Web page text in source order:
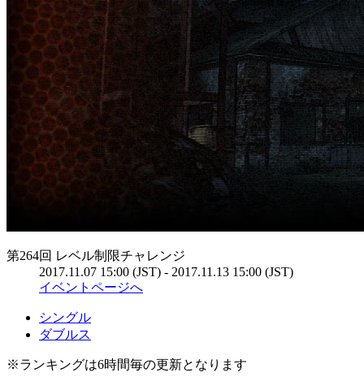
第264回 レベル制限チャレンジ
2017.11.07 15:00 (JST) - 2017.11.13 15:00 (JST)
イベントページへ
シングル
ダブルス
※ランキングは6時間毎の更新となります